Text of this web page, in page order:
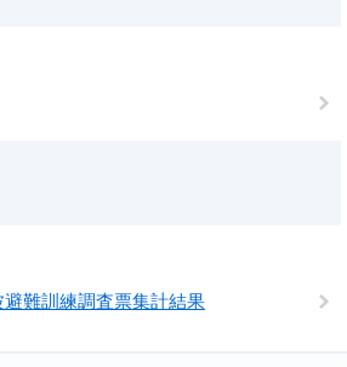
難訓練調査票集計結果